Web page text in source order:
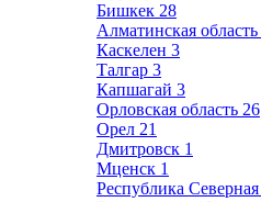
Бишкек 28
Алматинская область
Каскелен 3
Талгар 3
Капшагай 3
Орловская область 26
Орел 21
Дмитровск 1
Мценск 1
Республика